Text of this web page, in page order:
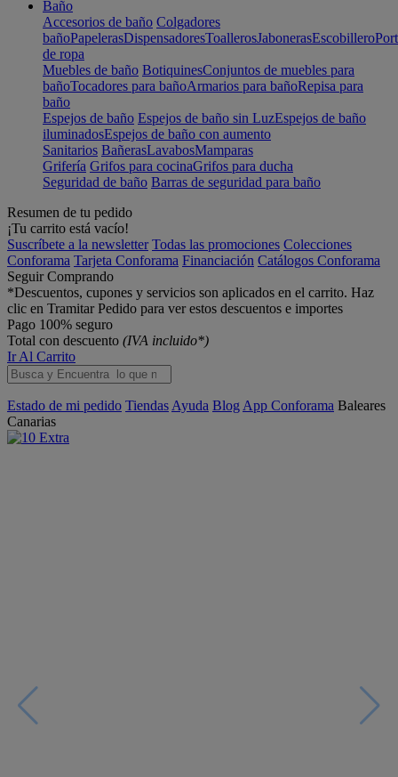
Baño
Accesorios de baño Colgadores
bañoPapelerasDispensadoresToallerosJabonerasEscobillero
de ropa
Muebles de baño BotiquinesConjuntos de muebles para
bañoTocadores para bañoArmarios para bañoRepisa para
baño
Espejos de baño Espejos de baño sin LuzEspejos de baño
iluminadosEspejos de baño con aumento
Sanitarios BañerasLavabosMamparas
Grifería Grifos para cocinaGrifos para ducha
Seguridad de baño Barras de seguridad para baño
Resumen de tu pedido
¡Tu carrito está vacío!
Suscríbete a la newsletter Todas las promociones Colecciones
Conforama Tarjeta Conforama Financiación Catálogos Conforama
Seguir Comprando
*Descuentos, cupones y servicios son aplicados en el carrito. Haz
clic en Tramitar Pedido para ver estos descuentos e importes
Pago 100% seguro
Total con descuento (IVA incluido*)
Ir Al Carrito
Estado de mi pedido Tiendas Ayuda Blog App Conforama Baleares
Canarias